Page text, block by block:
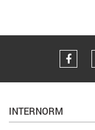
INTERNORM